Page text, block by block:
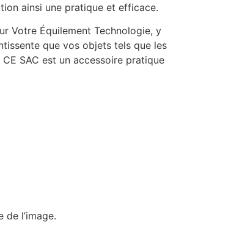
ainsi une pratique et efficace.
Votre Équilement Technologie, y
que vos objets tels que les
SAC est un accessoire pratique
de l’image.